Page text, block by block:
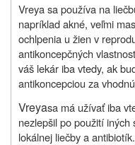
Vreya sa používa na
napríklad akné, veľmi
ochlpenia u žien v
antikoncepčných
váš lekár iba vtedy, ak
antikoncepciou za
Vreyasa má užívať iba
nezlepšil po použití
lokálnej liečby a antibiotík.